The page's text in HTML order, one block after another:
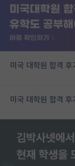
미국 대학원 합격
미국 대학원 합격